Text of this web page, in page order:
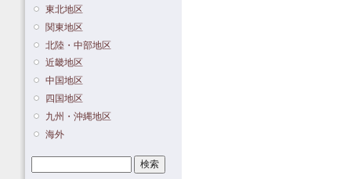
東北地区
関東地区
北陸・中部地区
近畿地区
中国地区
四国地区
九州・沖縄地区
海外